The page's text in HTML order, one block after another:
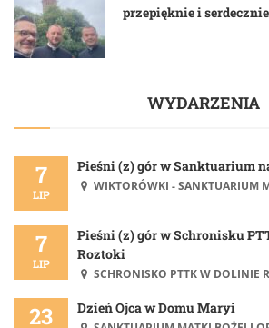
przepięknie i serdecznie
WYDARZENIA
7
LIP
Pieśni (z) gór w Sanktuarium
WIKTORÓWKI - SANKTUARIUM
7
LIP
Pieśni (z) gór w Schronisku
Roztoki
SCHRONISKO PTTK W DOLINIE
23 Dzień Ojca w Domu Maryi